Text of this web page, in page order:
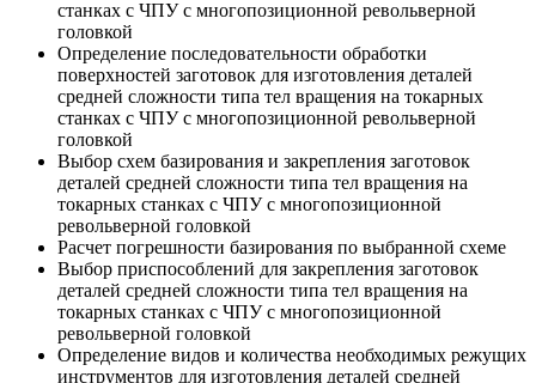
станках с ЧПУ с многопозиционной револьверной
головкой
Определение последовательности обработки
поверхностей заготовок для изготовления деталей
средней сложности типа тел вращения на токарных
станках с ЧПУ с многопозиционной револьверной
головкой
Выбор схем базирования и закрепления заготовок
деталей средней сложности типа тел вращения на
токарных станках с ЧПУ с многопозиционной
револьверной головкой
Расчет погрешности базирования по выбранной схеме
Выбор приспособлений для закрепления заготовок
деталей средней сложности типа тел вращения на
токарных станках с ЧПУ с многопозиционной
револьверной головкой
Определение видов и количества необходимых режущих
инструментов для изготовления деталей средней